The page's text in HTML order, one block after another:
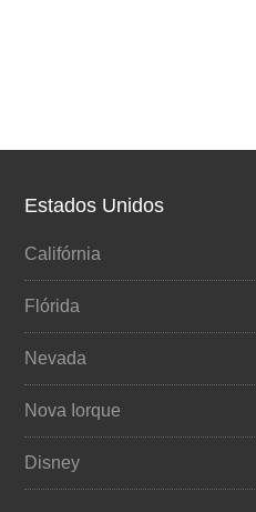
Estados Unidos
Califórnia
Flórida
Nevada
Nova Iorque
Disney